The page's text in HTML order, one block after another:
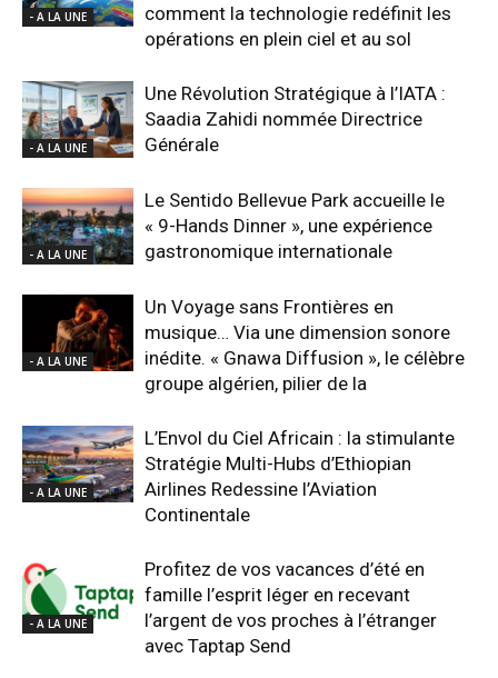
- A LA UNE
comment la technologie redéfinit les
opérations en plein ciel et au sol
- A LA UNE
Une Révolution Stratégique à l’IATA :
Saadia Zahidi nommée Directrice
Générale
- A LA UNE
Le Sentido Bellevue Park accueille le
« 9-Hands Dinner », une expérience
gastronomique internationale
- A LA UNE
Un Voyage sans Frontières en
musique… Via une dimension sonore
inédite. « Gnawa Diffusion », le célèbre
groupe algérien, pilier de la
- A LA UNE
L’Envol du Ciel Africain : la stimulante
Stratégie Multi-Hubs d’Ethiopian
Airlines Redessine l’Aviation
Continentale
- A LA UNE
Profitez de vos vacances d’été en
famille l’esprit léger en recevant
l’argent de vos proches à l’étranger
avec Taptap Send